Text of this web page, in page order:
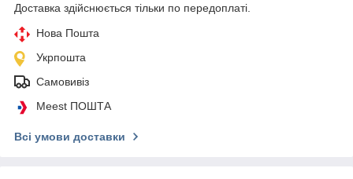
Доставка здійснюється тільки по передоплаті.
Нова Пошта
Укрпошта
Самовивіз
Meest ПОШТА
Всі умови доставки